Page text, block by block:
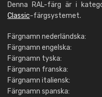
Denna RAL-färg är i
Classic-färgsystemet.
Färgnamn nederländska:
Färgnamn engelska:
Färgnamn tyska:
Färgnamn franska:
Färgnamn italiensk:
Färgnamn spanska: